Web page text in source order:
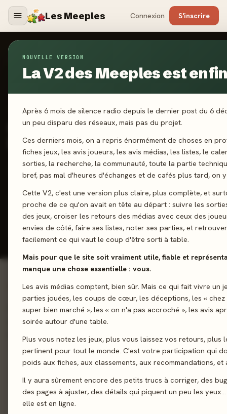
Les Meeples Connexion S'inscrire
NOUVELLE VERSION
La V2 des Meeples est
Après 6 mois de silence radio depuis le dernier post du 6
un peu disparu des réseaux, mais pas du projet.
Ces derniers mois, on a repris énormément de choses en
fiches jeux, les avis joueurs, les avis médias, les listes, le
sorties, la recherche, la communauté, toute la partie
bref, pas mal d'heures d'échanges et de cafés plus tard, on
Cette V2, c'est une version plus claire, plus complète, et
proche de ce qu'on avait en tête au départ : suivre les
des jeux, croiser les retours des médias avec ceux des
envies de côté, faire ses listes, noter ses parties, et
facilement ce qui vaut le coup d'être sorti à table.
Mais pour que le site soit vraiment utile, fiable et
manque une chose essentielle : vous.
Les avis médias comptent, bien sûr. Mais ce qui fait vivre un
parties jouées, les coups de cœur, les déceptions, les « chez
super bien marché », les « on n'a pas accroché », les avis
soirée autour d'une table.
Plus vous notez les jeux, plus vous laissez vos retours, plus
pertinent pour tout le monde. C'est votre participation qui
poids aux fiches, aux classements, aux recommandations, et
Il y aura sûrement encore des petits trucs à corriger, des
des pages à ajuster, des détails qui piquent un peu les
elle est en ligne.
Jeux/Cascadia Rolling - Rivières
2025·LUCKY DUCK GAMES
Cascadia Rolling -
Rivières
J'ai joué Envie de jouer Wishlist
Donner mon avis
01 - LE JEU
Plongez dans les fleuves et rivières du Nord-Ouest
animaux sauvages, complétez les habitas et développez
harmonieux qui soit !
Truc & Write
Sortie